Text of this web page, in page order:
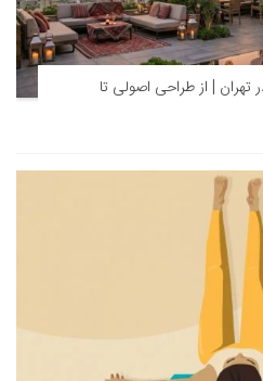
در تهران | از طراحی اصولی تا